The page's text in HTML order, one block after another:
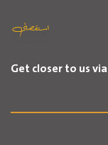
Get closer to us